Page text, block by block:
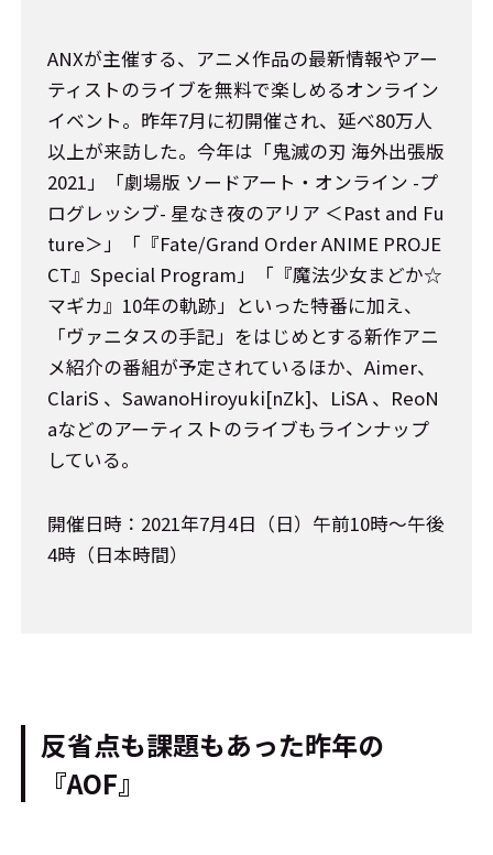
ANXが主催する、アニメ作品の最新情報やアー
ティストのライブを無料で楽しめるオンライン
イベント。昨年7月に初開催され、延べ80万人
以上が来訪した。今年は「鬼滅の刃 海外出張版
2021」「劇場版 ソードアート・オンライン -プ
ログレッシブ- 星なき夜のアリア ＜Past and Fu
ture＞」「『Fate/Grand Order ANIME PROJE
CT』Special Program」「『魔法少女まどか☆
マギカ』10年の軌跡」といった特番に加え、
「ヴァニタスの手記」をはじめとする新作アニ
メ紹介の番組が予定されているほか、Aimer、
ClariS 、SawanoHiroyuki[nZk]、LiSA 、ReoN
aなどのアーティストのライブもラインナップ
している。
開催日時：2021年7月4日（日）午前10時～午後
4時（日本時間）
反省点も課題もあった昨年の
『AOF』